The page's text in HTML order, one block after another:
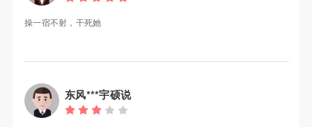
操一宿不射，干死她
东风***宇硕说